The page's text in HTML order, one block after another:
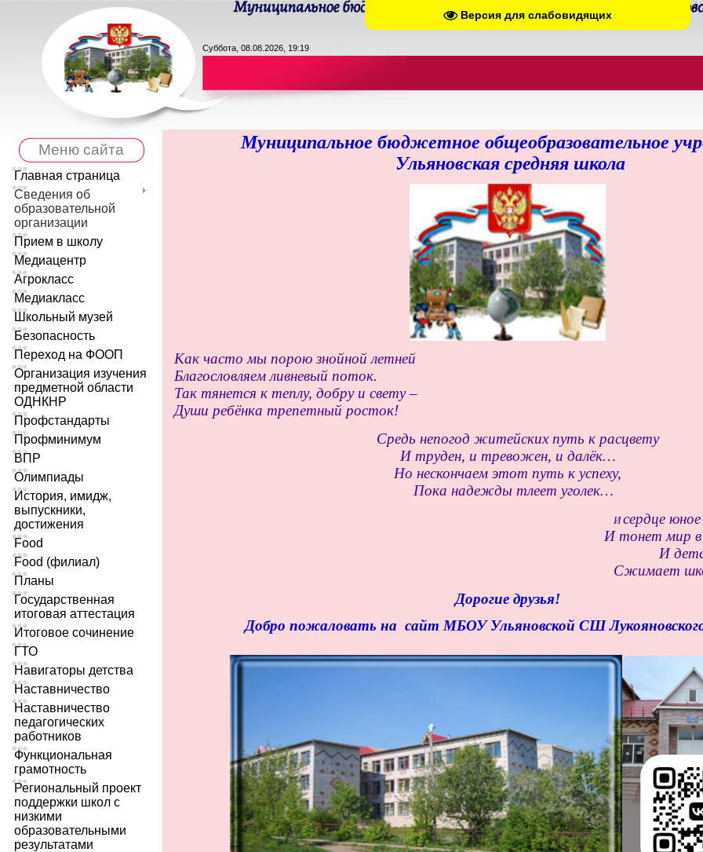
Версия для слабовидящих
Суббота, 08.08.2026, 19:19
Меню сайта
Главная страница
Сведения об
образовательной
организации
Прием в школу
Медиацентр
Агрокласс
Медиакласс
Школьный музей
Безопасность
Переход на ФООП
Организация изучения
предметной области
ОДНКНР
Профстандарты
Профминимум
ВПР
Олимпиады
История, имидж,
выпускники,
достижения
Food
Food (филиал)
Планы
Государственная
итоговая аттестация
Итоговое сочинение
ГТО
Навигаторы детства
Наставничество
Наставничество
педагогических
работников
Функциональная
грамотность
Региональный проект
поддержки школ с
низкими
образовательными
результатами
Муниципальное бюджетное общеобразовательное
Ульяновская средняя школа
Как часто мы порою знойной летней
Благословляем ливневый поток.
Так тянется к теплу, добру и свету –
Души ребёнка трепетный росток!
Средь непогод житейских путь к расцвету
И труден, и тревожен, и далёк…
Но нескончаем этот путь к успеху,
Пока надежды тлеет уголек…
Исердце
И тонет мир в
И
Сжимает
Дорогие друзья!
Добро пожаловать на сайт МБОУ Ульяновской СШ